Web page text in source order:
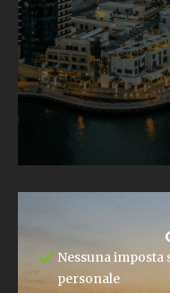
Nessuna
personale